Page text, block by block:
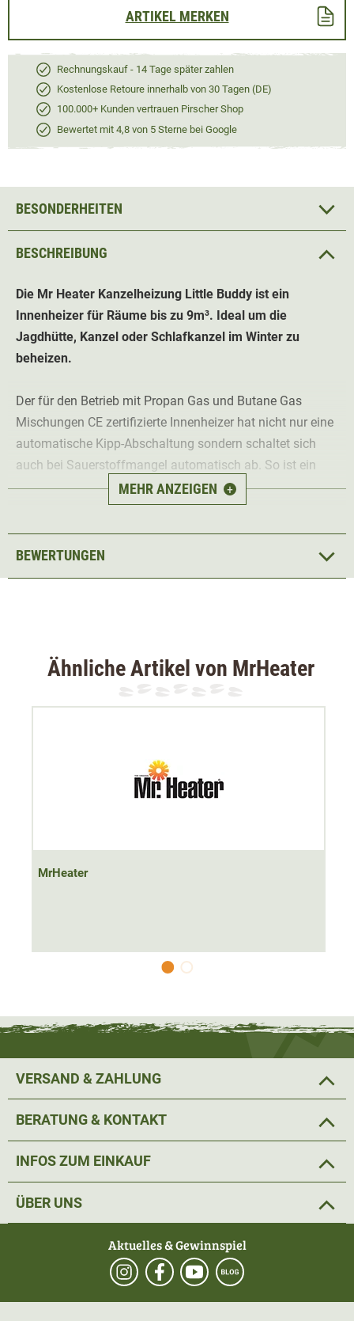
ARTIKEL MERKEN
Rechnungskauf - 14 Tage später zahlen
Kostenlose Retoure innerhalb von 30 Tagen (DE)
100.000+ Kunden vertrauen Pirscher Shop
Bewertet mit 4,8 von 5 Sterne bei Google
BESCHREIBUNG
Die Mr Heater Kanzelheizung Little Buddy ist ein
Innenheizer für Räume bis zu 9m³. Ideal um die
Jagdhütte, Kanzel oder Schlafkanzel im Winter zu
beheizen.
Der für den Betrieb mit Propan Gas und Butane Gas
Mischungen CE zertifizierte Innenheizer hat nicht nur eine
automatische Kipp-Abschaltung sondern schaltet sich
auch bei Sauerstoffmangel automatisch ab. So ist ein
hohes Maß an Sicherheit gewährleistet.
Temperaturregelung und so kann die Temperatur
Die Gas-Kartuschen sind im Lieferumfang nicht enthalten.
MEHR ANZEIGEN +
BESONDERHEITEN
BEWERTUNGEN
Ähnliche Artikel von MrHeater
MrHeater
VERSAND & ZAHLUNG
BERATUNG & KONTAKT
INFOS ZUM EINKAUF
ÜBER UNS
Aktuelles & Gewinnspiel